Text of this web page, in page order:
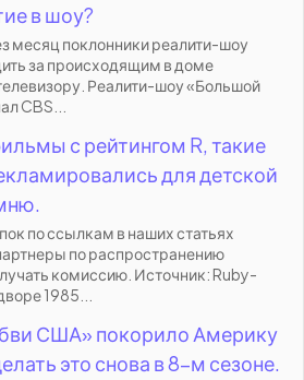
в шоу?
месяц поклонники реалити-шоу
за происходящим в доме
Реалити-шоу «Большой
CBS...
с рейтингом R, такие
для детской
по ссылкам в наших статьях
по распространению
комиссию. Источник: Ruby-
1985...
США» покорило Америку
это снова в 8-м сезоне.